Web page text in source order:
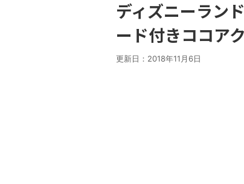
ディズニーラン
ード付きココア
更新日： 2018年11月6日